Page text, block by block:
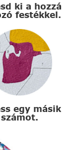
ki a hozzá
festékkel.
egy másik
számot.